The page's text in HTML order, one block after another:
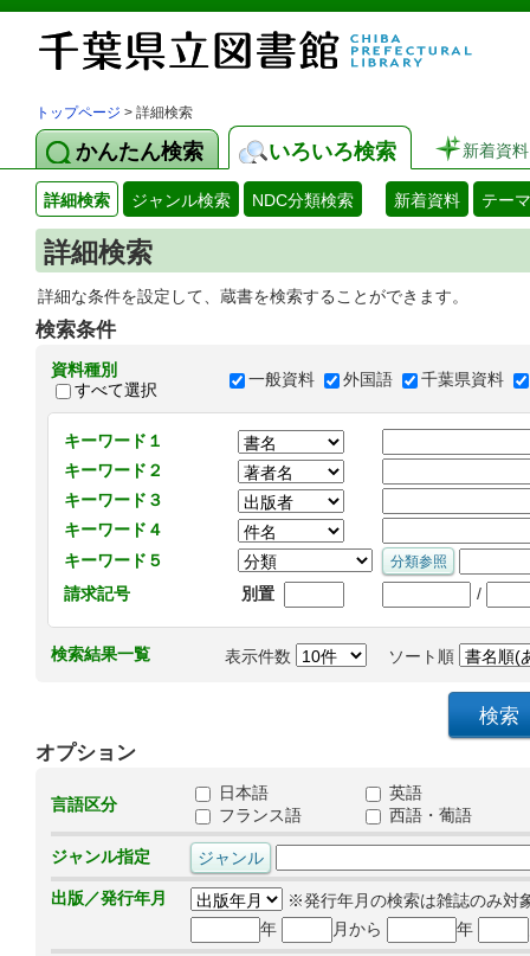
トップページ > 詳細検索
かんたん検索 いろいろ検索 新着資料
詳細検索 ジャンル検索 NDC分類検索 新着資料 テー
詳細検索
詳細な条件を設定して、蔵書を検索することができます。
検索条件
資料種別
すべて選択
一般資料 外国語 千葉県資料
キーワード１
キーワード２
キーワード３
キーワード４
キーワード５
請求記号
別置 /
検索結果一覧 表示件数 ソート順
オプション
言語区分
日本語
英語
フランス語
西語・葡語
ジャンル指定
出版／発行年月
※発行年月の検索は雑誌のみ対
年
月から 年